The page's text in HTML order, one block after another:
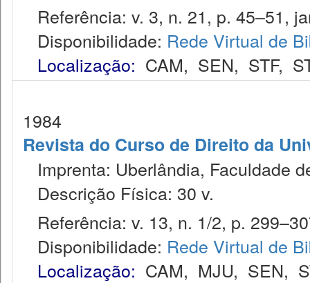
Referência: v. 3, n. 21, p. 45–51,
Disponibilidade: Rede Virtual de
Localização: CAM, SEN, STF,
1984
Revista do Curso de Direito da
Imprenta: Uberlândia, Faculdade
Descrição Física: 30 v.
Referência: v. 13, n. 1/2, p.
Disponibilidade: Rede Virtual de
Localização: CAM, MJU, SEN,